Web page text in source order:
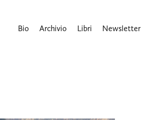
Bio Archivio Libri Newsletter